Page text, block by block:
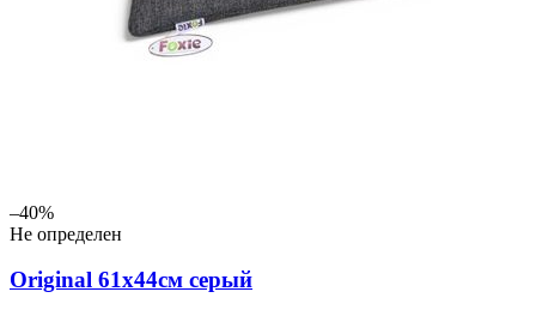
–40%
Не определен
Original 61х44см серый